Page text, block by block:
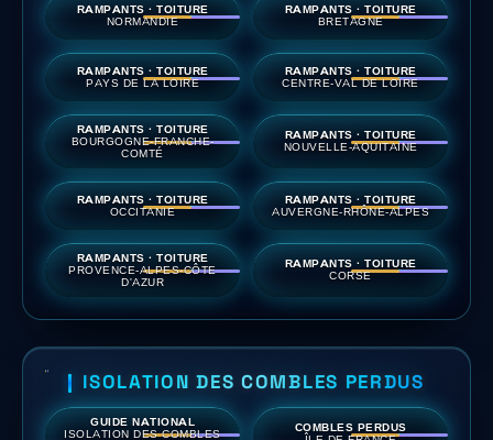
RAMPANTS · TOITURE
NORMANDIE
RAMPANTS · TOITURE
BRETAGNE
RAMPANTS · TOITURE
PAYS DE LA LOIRE
RAMPANTS · TOITURE
CENTRE-VAL DE LOIRE
RAMPANTS · TOITURE
BOURGOGNE-FRANCHE-
COMTÉ
RAMPANTS · TOITURE
NOUVELLE-AQUITAINE
RAMPANTS · TOITURE
OCCITANIE
RAMPANTS · TOITURE
AUVERGNE-RHÔNE-ALPES
RAMPANTS · TOITURE
PROVENCE-ALPES-CÔTE
D'AZUR
RAMPANTS · TOITURE
CORSE
ISOLATION DES COMBLES PERDUS
GUIDE NATIONAL
ISOLATION DES COMBLES
COMBLES PERDUS